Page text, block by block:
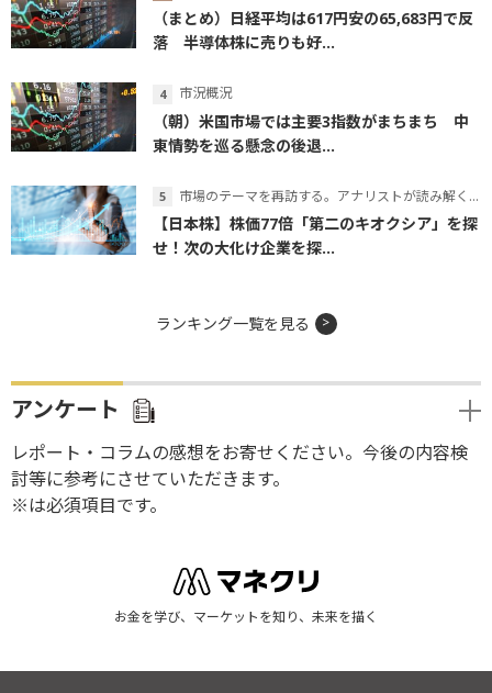
（まとめ）日経平均は617円安の65,683円で反
落 半導体株に売りも好...
市況概況
（朝）米国市場では主要3指数がまちまち 中
東情勢を巡る懸念の後退...
市場のテーマを再訪する。アナリストが読み解くテーマの本質
【日本株】株価77倍「第二のキオクシア」を探
せ！次の大化け企業を探...
ランキング一覧を見る
アンケート
レポート・コラムの感想をお寄せください。今後の内容検
討等に参考にさせていただきます。
※は必須項目です。
お金を学び、マーケットを知り、未来を描く